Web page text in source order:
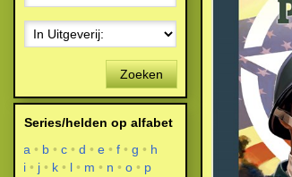
Zoeken
Series/helden op alfabet
a
b c d e f g
h
i
j k l m n o
p